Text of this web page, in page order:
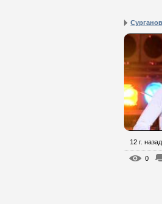
12 г. назад
0